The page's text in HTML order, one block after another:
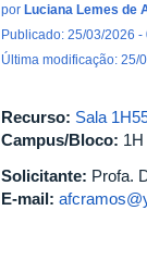
por Luciana Lemes de
Publicado: 25/03/2026 -
Última modificação: 25/
Recurso: Sala
Campus/Bloco: 1H
Solicitante: Profa.
E-mail: